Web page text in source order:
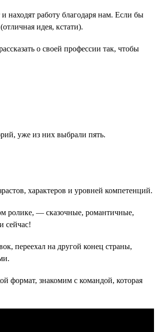
работу благодаря нам. Если бы
идея, кстати).
о своей профессии так, чтобы
уже из них выбрали пять.
характеров и уровней компетенций.
ролике, — сказочные, романтичные,
сейчас!
переехал на другой конец страны,
формат, знакомим с командой, которая